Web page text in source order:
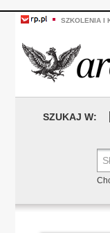
SZKOLENIA I
SZUKAJ W: